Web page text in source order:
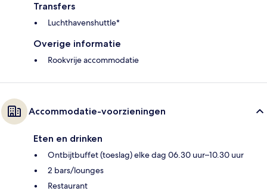
Transfers
Luchthavenshuttle*
Overige informatie
Rookvrije accommodatie
Accommodatie-voorzieningen
Eten en drinken
Ontbijtbuffet (toeslag) elke dag 06.30 uur–10.30 uur
2 bars/lounges
Restaurant